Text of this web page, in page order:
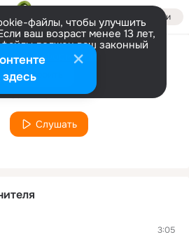
Войти
файлы, чтобы улучшить
ваш возраст менее 13 лет,
должен ваш законный
информации
Настроить
Зая 2
Sam Wick
Слушать
3:05